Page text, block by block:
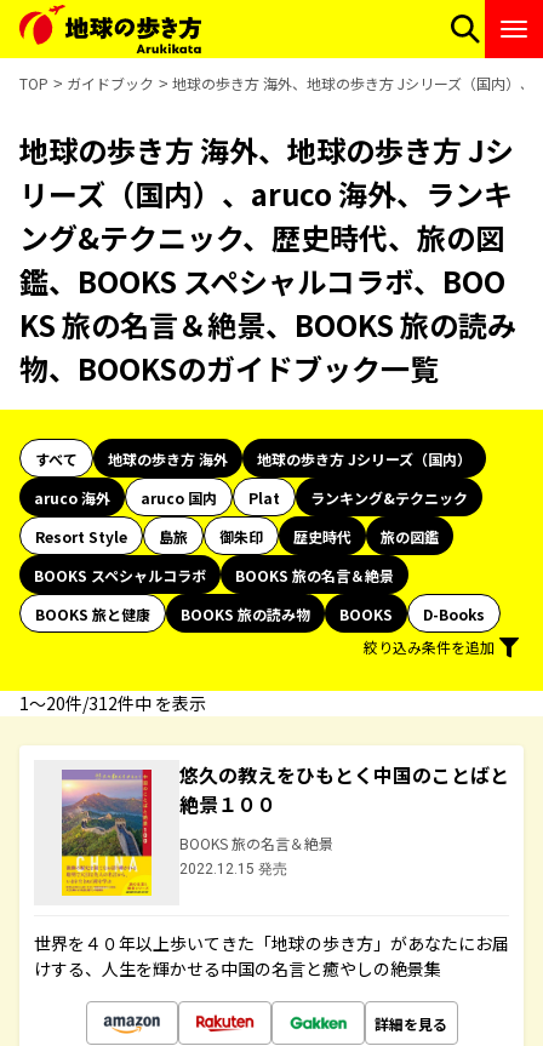
TOP ガイドブック 地球の歩き方 海外、地球の歩き方 Jシリーズ（国内）
地球の歩き方 海外、地球の歩き方 Jシ
リーズ（国内）、aruco 海外、ランキ
ング&テクニック、歴史時代、旅の図
鑑、BOOKS スペシャルコラボ、BOO
KS 旅の名言＆絶景、BOOKS 旅の読み
物、BOOKSのガイドブック一覧
すべて 地球の歩き方 海外
地球の歩き方 Jシリーズ（国内）
aruco 海外
aruco 国内 Plat
ランキング&テクニック
Resort Style
島旅 御朱印 歴史時代
旅の図鑑
BOOKS スペシャルコラボ
BOOKS 旅の名言＆絶景
BOOKS 旅と健康
BOOKS 旅の読み物 BOOKS
D-Books
絞り込み条件を追加
1〜20件/312件中 を表示
悠久の教えをひもとく中国のことばと
絶景１００
BOOKS 旅の名言＆絶景
2022.12.15 発売
世界を４０年以上歩いてきた「地球の歩き方」があなたにお届
けする、人生を輝かせる中国の名言と癒やしの絶景集
詳細を見る